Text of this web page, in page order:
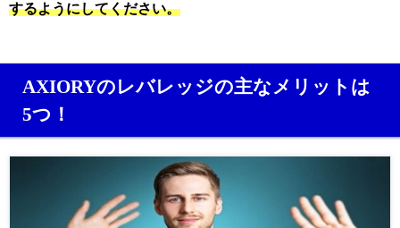
するようにしてください。
AXIORYのレバレッジの主なメリットは
5つ！